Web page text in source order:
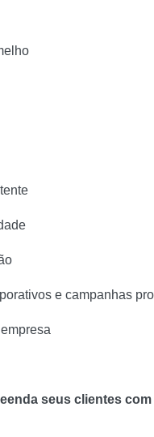
e campanhas
seus clientes